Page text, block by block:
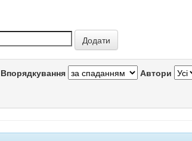
Впорядкування Автори